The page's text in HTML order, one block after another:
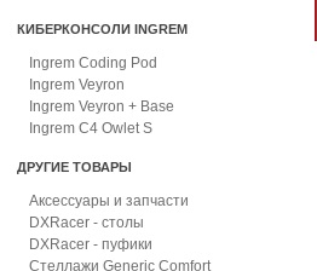
КИБЕРКОНСОЛИ INGREM
Ingrem Coding Pod
Ingrem Veyron
Ingrem Veyron + Base
Ingrem C4 Owlet S
ДРУГИЕ ТОВАРЫ
Аксессуары и запчасти
DXRacer - столы
DXRacer - пуфики
Стеллажи Generic Comfort